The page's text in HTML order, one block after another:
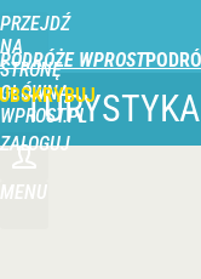
PRZEJDŹ
NA
STRONĘ
GŁÓWNĄ
WPROST.PL
PODRÓŻE WPROST
ZALOGUJ
MENU
TURYSTYKA